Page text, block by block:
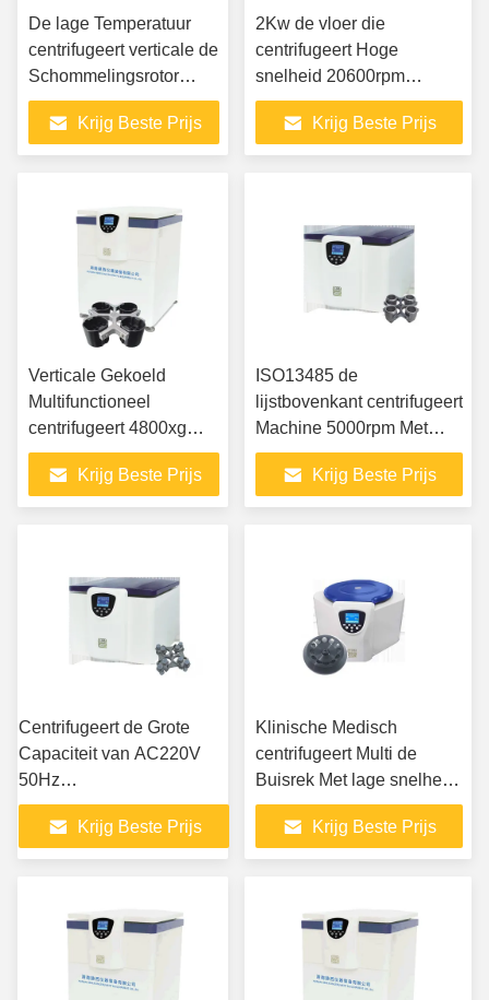
De lage Temperatuur
centrifugeert verticale de
Schommelingsrotor
4x750ml van het
Machinelaboratorium
Krijg Beste Prijs
2Kw de vloer die
centrifugeert Hoge
snelheid 20600rpm
bevinden zich de Lage
Temperatuur centrifugeert
Krijg Beste Prijs
Verticale Gekoeld
Multifunctioneel
centrifugeert 4800xg
RCF 5500rpm Met lage
snelheidKrijg Beste Prijs
ISO13485 de
lijstbovenkant centrifugeert
Machine 5000rpm Met
lage snelheid voor
Microporous Plaat van
MTP
Krijg Beste Prijs
Centrifugeert de Grote
Capaciteit van AC220V
50Hz
MachineKamertemperatuur
5000rpm Met lage snelheid
Krijg Beste Prijs
Klinische Medisch
centrifugeert Multi de
Buisrek Met lage snelheid
van het Machinetafelblad
Krijg Beste Prijs